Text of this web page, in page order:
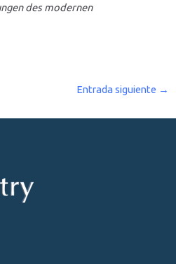
des modernen
Entrada siguiente →